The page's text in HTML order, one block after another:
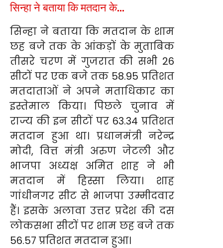
सिन्हा ने बताया कि मतदान के…
सिन्हा ने बताया कि मतदान के शाम
छह बजे तक के आंकड़ों के मुताबिक
तीसरे चरण में गुजरात की सभी 26
सीटों पर एक बजे तक 58.95 प्रतिशत
मतदाताओं ने अपने मताधिकार का
इस्तेमाल किया। पिछले चुनाव में
राज्य की इन सीटों पर 63.34 प्रतिशत
मतदान हुआ था। प्रधानमंत्री नरेन्द्र
मोदी, वित्त मंत्री अरुण जेटली और
भाजपा अध्यक्ष अमित शाह ने भी
मतदान में हिस्सा लिया। शाह
गांधीनगर सीट से भाजपा उम्मीदवार
हैं। इसके अलावा उत्तर प्रदेश की दस
लोकसभा सीटों पर शाम छह बजे तक
56.57 प्रतिशत मतदान हुआ।